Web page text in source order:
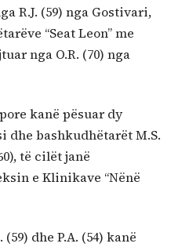
R.J. (59) nga Gostivari,
“Seat Leon” me
nga O.R. (70) nga
kanë pësuar dy
dhe bashkudhëtarët M.S.
të cilët janë
e Klinikave “Nënë
dhe P.A. (54) kanë